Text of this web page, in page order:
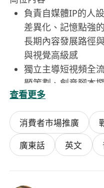
負責自媒體IP的人
差異化、記憶點強
長期內容發展路徑
與視覺高級感
獨立主導短視頻全
題策劃、創意腳本
攝指導及剪輯節奏
美學質感
深度理解視頻號平
統籌執行漲粉策略
與私域引流動作，
查看更多
消費者市場推廣
廣東話
英文